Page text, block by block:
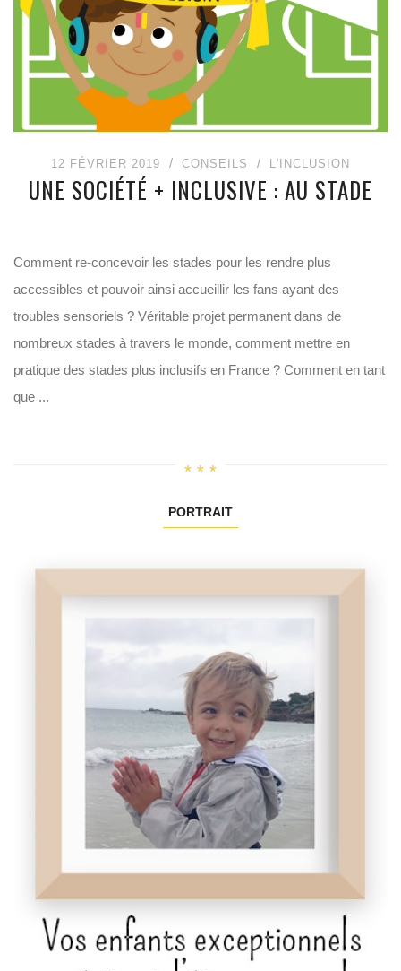
12 FÉVRIER 2019 CONSEILS L'INCLUSION
UNE SOCIÉTÉ + INCLUSIVE : AU STADE
Comment re-concevoir les stades pour les rendre plus
accessibles et pouvoir ainsi accueillir les fans ayant des
troubles sensoriels ? Véritable projet permanent dans de
nombreux stades à travers le monde, comment mettre en
pratique des stades plus inclusifs en France ? Comment en tant
que ...
PORTRAIT